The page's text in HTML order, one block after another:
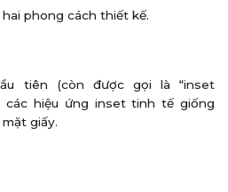
phong cách thiết kế.
tiên (còn được gọi là “inset
các hiệu ứng inset tinh tế giống
giấy.